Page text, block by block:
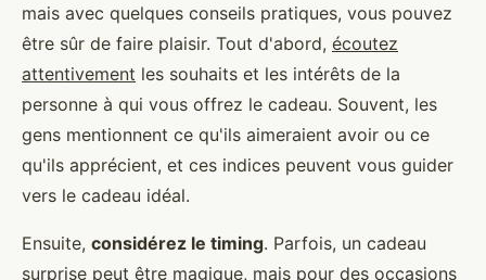
mais avec quelques conseils pratiques, vous pouvez
être sûr de faire plaisir. Tout d'abord, écoutez
attentivement les souhaits et les intérêts de la
personne à qui vous offrez le cadeau. Souvent, les
gens mentionnent ce qu'ils aimeraient avoir ou ce
qu'ils apprécient, et ces indices peuvent vous guider
vers le cadeau idéal.
Ensuite, considérez le timing. Parfois, un cadeau
surprise peut être magique, mais pour des occasions